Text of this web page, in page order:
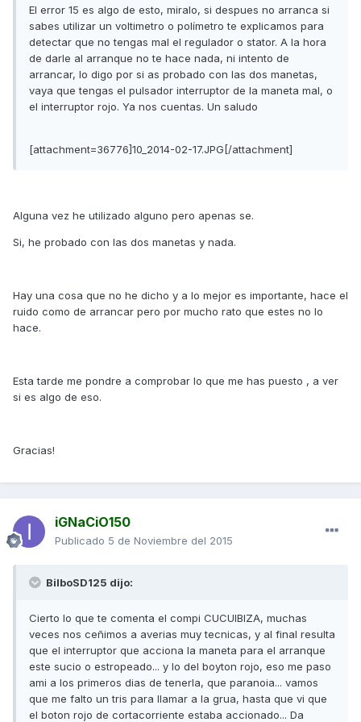
El error 15 es algo de esto, miralo, si despues no arranca si
sabes utilizar un voltimetro o polímetro te explicamos para
detectar que no tengas mal el regulador o stator. A la hora
de darle al arranque no te hace nada, ni intento de
arrancar, lo digo por si as probado con las dos manetas,
vaya que tengas el pulsador interruptor de la maneta mal, o
el interruptor rojo. Ya nos cuentas. Un saludo
[attachment=36776]10_2014-02-17.JPG[/attachment]
Alguna vez he utilizado alguno pero apenas se.
Si, he probado con las dos manetas y nada.
Hay una cosa que no he dicho y a lo mejor es importante, hace el
ruido como de arrancar pero por mucho rato que estes no lo
hace.
Esta tarde me pondre a comprobar lo que me has puesto , a ver
si es algo de eso.
Gracias!
iGNaCiO150
Publicado 5 de Noviembre del 2015
BilboSD125 dijo:
Cierto lo que te comenta el compi CUCUIBIZA, muchas
veces nos ceñimos a averias muy tecnicas, y al final resulta
que el interruptor que acciona la maneta para el arranque
este sucio o estropeado... y lo del boyton rojo, eso me paso
ami a los primeros dias de tenerla, que paranoia... vamos
que me falto un tris para llamar a la grua, hasta que vi que
el boton rojo de cortacorriente estaba accionado... Da